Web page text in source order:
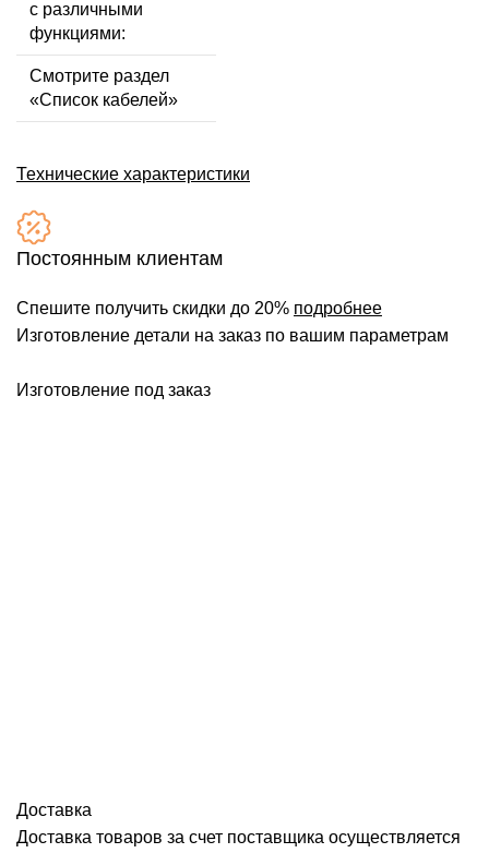
с различными
функциями:
Смотрите раздел
«Список кабелей»
Технические характеристики
Постоянным клиентам
Спешите получить скидки до 20% подробнее
Изготовление детали на заказ по вашим параметрам
Изготовление под заказ
Доставка
Доставка товаров за счет поставщика осуществляется